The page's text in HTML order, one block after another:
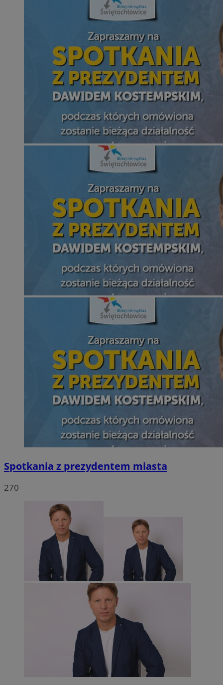
Spotkania z prezydentem miasta
270